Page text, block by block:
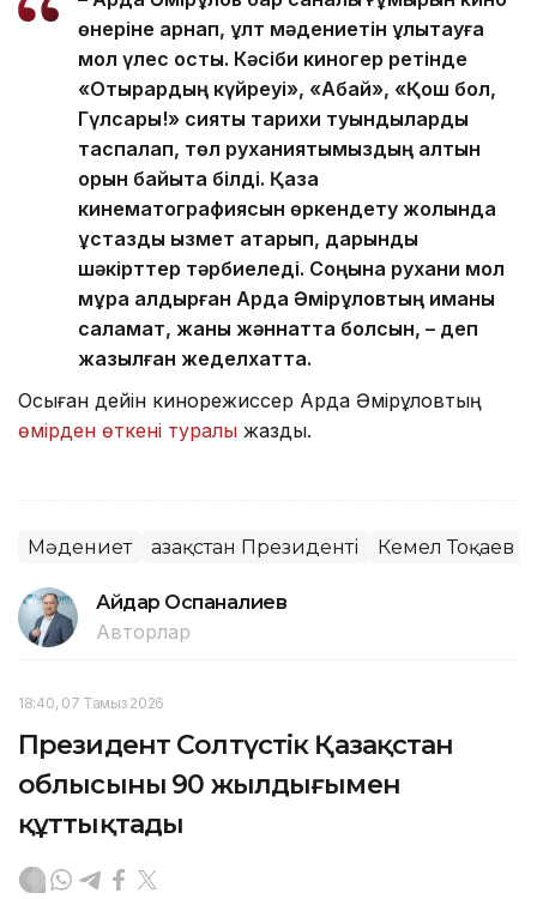
өнеріне арнап, ұлт мәдениетін ұлықтауға
мол үлес қосты. Кәсіби киногер ретінде
«Отырардың күйреуі», «Абай», «Қош бол,
Гүлсары!» сияқты тарихи туындыларды
таспалап, төл руханиятымыздың алтын
қорын байыта білді. Қазақ
кинематографиясын өркендету жолында
ұстаздық қызмет атқарып, дарынды
шәкірттер тәрбиеледі. Соңына рухани мол
мұра қалдырған Ардақ Әмірқұловтың иманы
саламат, жаны жәннатта болсын, – деп
жазылған жеделхатта.
Осыған дейін кинорежиссер Ардақ Әмірқұловтың
өмірден өткені туралы жаздық.
Мәдениет Қазақстан Президенті Кемел Тоқаев
Айдар Оспаналиев
Авторлар
18:40, 07 Тамыз 2026
Президент Солтүстік Қазақстан
облысының 90 жылдығымен
құттықтады